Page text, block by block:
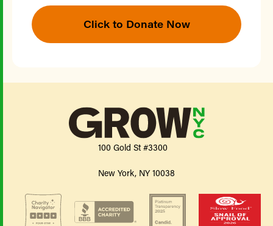
Click to Donate Now
100 Gold St #3300
New York, NY 10038